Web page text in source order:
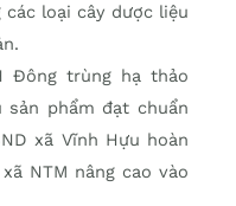
loại cây dược liệu
Đông trùng hạ thảo
sản phẩm đạt chuẩn
xã Vĩnh Hựu hoàn
NTM nâng cao vào